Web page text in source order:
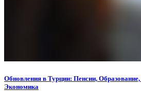
Обновления в Турции: Пенсии,
Экономика